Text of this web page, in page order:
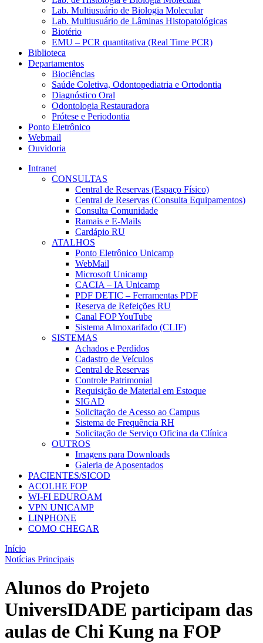
Lab. Multiusuário de Biologia Molecular
Lab. Multiusuário de Lâminas Histopatológicas
Biotério
EMU – PCR quantitativa (Real Time PCR)
Biblioteca
Departamentos
Biociências
Saúde Coletiva, Odontopediatria e Ortodontia
Diagnóstico Oral
Odontologia Restauradora
Prótese e Periodontia
Ponto Eletrônico
Webmail
Ouvidoria
Intranet
CONSULTAS
Central de Reservas (Espaço Físico)
Central de Reservas (Consulta Equipamentos)
Consulta Comunidade
Ramais e E-Mails
Cardápio RU
ATALHOS
Ponto Eletrônico Unicamp
WebMail
Microsoft Unicamp
CACIA – IA Unicamp
PDF DETIC – Ferramentas PDF
Reserva de Refeições RU
Canal FOP YouTube
Sistema Almoxarifado (CLIF)
SISTEMAS
Achados e Perdidos
Cadastro de Veículos
Central de Reservas
Controle Patrimonial
Requisição de Material em Estoque
SIGAD
Solicitação de Acesso ao Campus
Sistema de Frequência RH
Solicitação de Serviço Oficina da Clínica
OUTROS
Imagens para Downloads
Galeria de Aposentados
PACIENTES/SICOD
ACOLHE FOP
WI-FI EDUROAM
VPN UNICAMP
LINPHONE
COMO CHEGAR
Início
Notícias Principais
Alunos do Projeto
UniversIDADE participam das
aulas de Chi Kung na FOP